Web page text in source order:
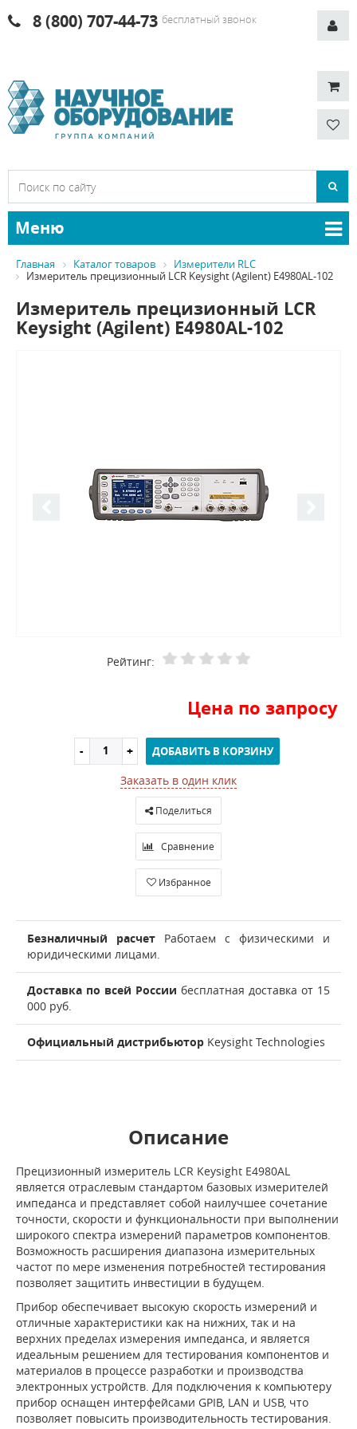
8 (800) 707-44-73 бесплатный звонок
Меню
Главная Каталог товаров
Измерители RLC
Измеритель прецизионный LCR Keysight (Agilent) E4980AL-102
Измеритель прецизионный LCR
Keysight (Agilent) E4980AL-102
Рейтинг:
Цена по запросу
ДОБАВИТЬ В КОРЗИНУ
Заказать в один клик
Поделиться
Сравнение
Избранное
Безналичный расчет Работаем с физическими и
юридическими лицами.
Доставка по всей России бесплатная доставка от 15
000 руб.
Официальный дистрибьютор Keysight Technologies
Описание
Прецизионный измеритель LCR Keysight E4980AL
является отраслевым стандартом базовых измерителей
импеданса и представляет собой наилучшее сочетание
точности, скорости и функциональности при выполнении
широкого спектра измерений параметров компонентов.
Возможность расширения диапазона измерительных
частот по мере изменения потребностей тестирования
позволяет защитить инвестиции в будущем.
Прибор обеспечивает высокую скорость измерений и
отличные характеристики как на нижних, так и на
верхних пределах измерения импеданса, и является
идеальным решением для тестирования компонентов и
материалов в процессе разработки и производства
электронных устройств. Для подключения к компьютеру
прибор оснащен интерфейсами GPIB, LAN и USB, что
позволяет повысить производительность тестирования.